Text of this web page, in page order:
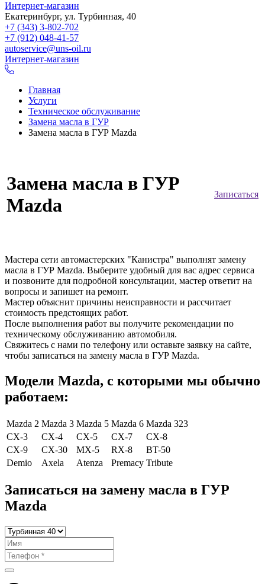
Интернет-магазин
Екатеринбург, ул. Турбинная, 40
+7 (343) 3-802-702
+7 (912) 048-41-57
autoservice@uns-oil.ru
Интернет-магазин
Главная
Услуги
Техническое обслуживание
Замена масла в ГУР
Замена масла в ГУР Mazda
Замена масла в ГУР
Mazda
Записаться
Мастера сети автомастерских "Канистра" выполнят замену
масла в ГУР Mazda. Выберите удобный для вас адрес сервиса
и позвоните для подробной консультации, мастер ответит на
вопросы и запишет на ремонт.
Мастер объяснит причины неисправности и рассчитает
стоимость предстоящих работ.
После выполнения работ вы получите рекомендации по
техническому обслуживанию автомобиля.
Свяжитесь с нами по телефону или оставьте заявку на сайте,
чтобы записаться на замену масла в ГУР Mazda.
Модели Mazda, с которыми мы обычно
работаем:
Mazda 2 Mazda 3 Mazda 5 Mazda 6 Mazda 323
CX-3
CX-4 CX-5 CX-7
CX-8
CX-9
CX-30 MX-5 RX-8
BT-50
Demio
Axela Atenza Premacy Tribute
Записаться на замену масла в ГУР
Mazda